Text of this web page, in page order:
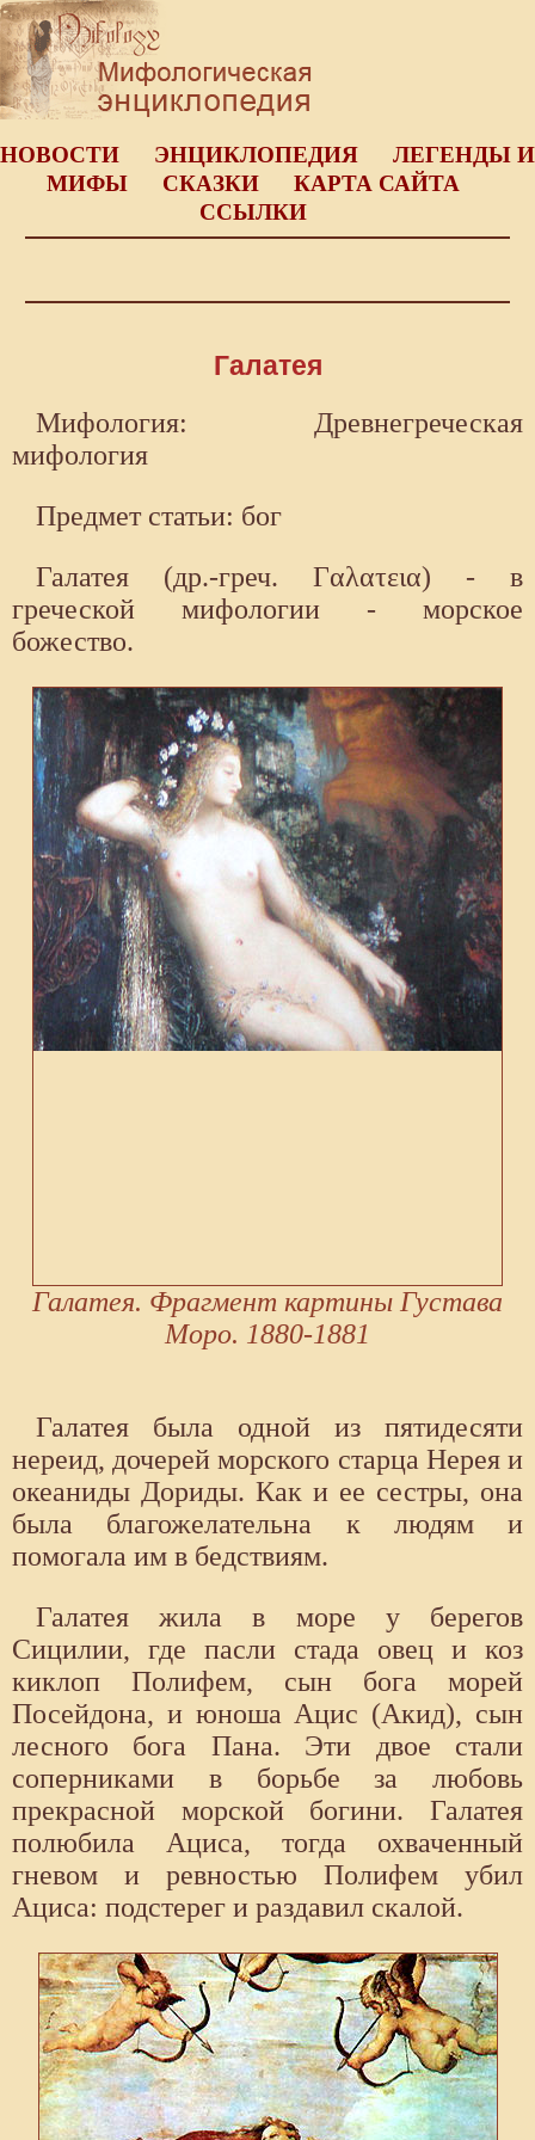
НОВОСТИ ЭНЦИКЛОПЕДИЯ
ЛЕГЕНДЫ И
МИФЫ
СКАЗКИ
КАРТА САЙТА
ССЫЛКИ
Галатея
Мифология: Древнегреческая
мифология
Предмет статьи: бог
Галатея (др.-греч. Γαλατεια) - в
греческой мифологии - морское
божество.
Галатея. Фрагмент картины Густава
Моро. 1880-1881
Галатея была одной из пятидесяти
нереид, дочерей морского старца Нерея и
океаниды Дориды. Как и ее сестры, она
была благожелательна к людям и
помогала им в бедствиям.
Галатея жила в море у берегов
Сицилии, где пасли стада овец и коз
киклоп Полифем, сын бога морей
Посейдона, и юноша Ацис (Акид), сын
лесного бога Пана. Эти двое стали
соперниками в борьбе за любовь
прекрасной морской богини. Галатея
полюбила Ациса, тогда охваченный
гневом и ревностью Полифем убил
Ациса: подстерег и раздавил скалой.